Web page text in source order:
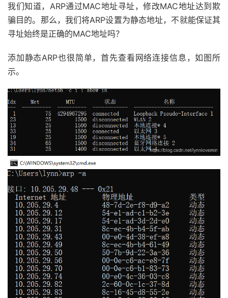
我们知道，ARP通过MAC地址寻址，修改MAC地址达到欺
骗目的。那么，我们将ARP设置为静态地址，不就能保证其
寻址始终是正确的MAC地址吗？
添加静态ARP也很简单，首先查看网络连接信息，如图所
示。